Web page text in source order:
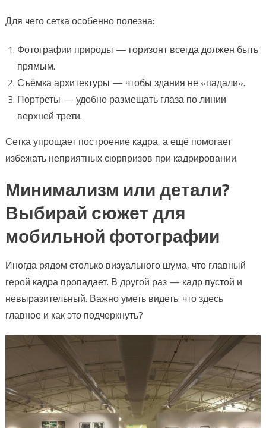
Для чего сетка особенно полезна:
Фотографии природы — горизонт всегда должен быть
прямым.
Съёмка архитектуры — чтобы здания не «падали».
Портреты — удобно размещать глаза по линии
верхней трети.
Сетка упрощает построение кадра, а ещё помогает
избежать неприятных сюрпризов при кадрировании.
Минимализм или детали?
Выбирай сюжет для
мобильной фотографии
Иногда рядом столько визуального шума, что главный
герой кадра пропадает. В другой раз — кадр пустой и
невыразительный. Важно уметь видеть: что здесь
главное и как это подчеркнуть?